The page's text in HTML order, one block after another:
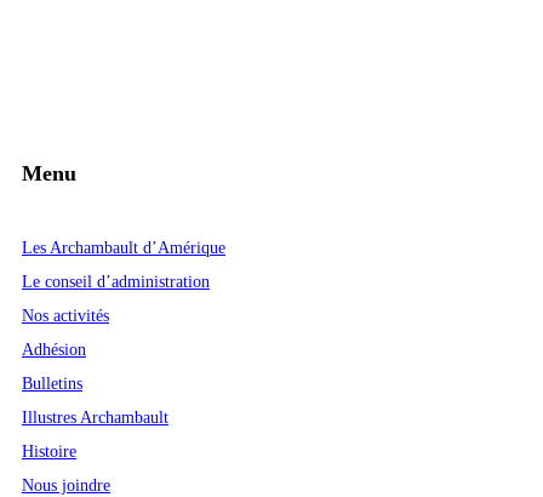
Menu
Les Archambault d’Amérique
Le conseil d’administration
Nos activités
Adhésion
Bulletins
Illustres Archambault
Histoire
Nous joindre